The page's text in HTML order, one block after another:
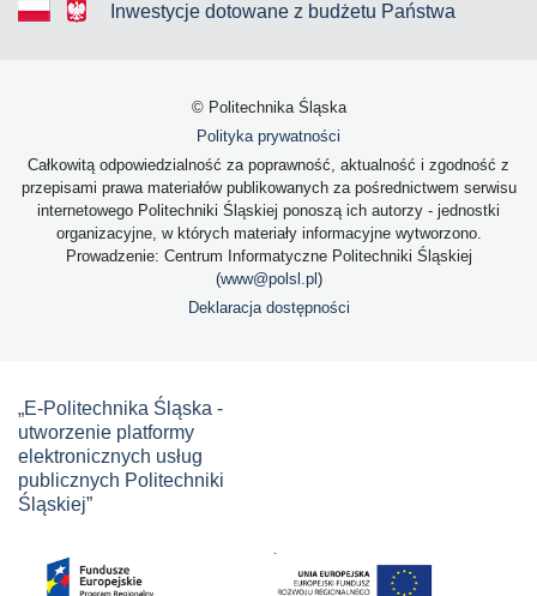
Inwestycje dotowane z budżetu Państwa
© Politechnika Śląska
Polityka prywatności
Całkowitą odpowiedzialność za poprawność, aktualność i zgodność z
przepisami prawa materiałów publikowanych za pośrednictwem serwisu
internetowego Politechniki Śląskiej ponoszą ich autorzy - jednostki
organizacyjne, w których materiały informacyjne wytworzono.
Prowadzenie: Centrum Informatyczne Politechniki Śląskiej
(www@polsl.pl )
Deklaracja dostępności
„E-Politechnika Śląska -
utworzenie platformy
elektronicznych usług
publicznych Politechniki
Śląskiej”